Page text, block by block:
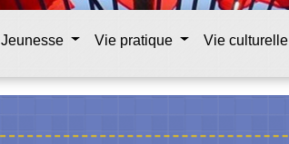
Jeunesse Vie pratique Vie culturelle